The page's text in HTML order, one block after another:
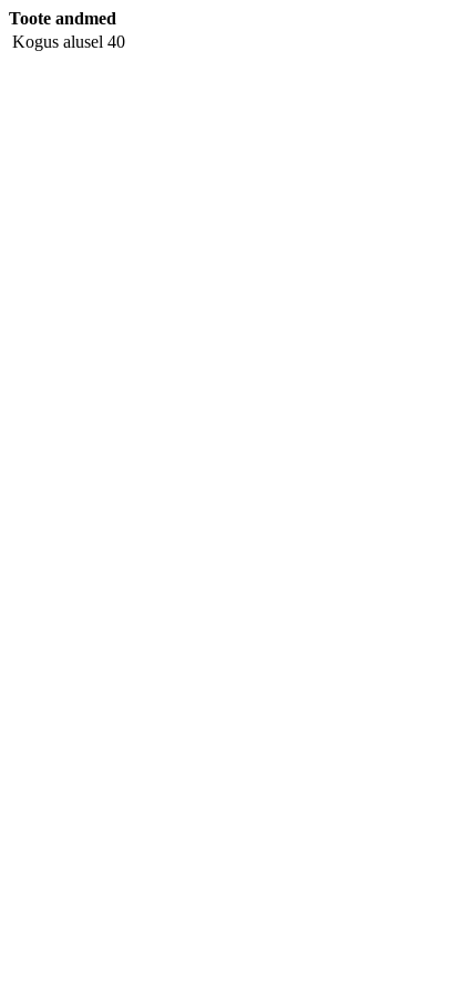
Toote andmed
Kogus alusel 40